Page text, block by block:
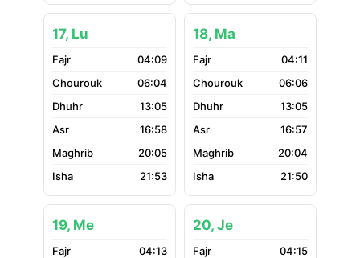
17, Lu
04:09
06:04
13:05
16:58
20:05
21:53
18, Ma
04:11
06:06
13:05
16:57
20:04
21:50
19, Me
04:13
20, Je
04:15